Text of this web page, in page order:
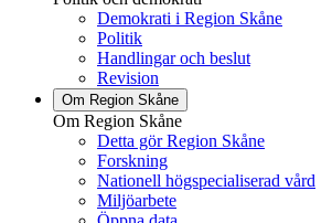
Demokrati i Region Skåne
Politik
Handlingar och beslut
Revision
Om Region Skåne
Om Region Skåne
Detta gör Region Skåne
Forskning
Nationell högspecialiserad vård
Miljöarbete